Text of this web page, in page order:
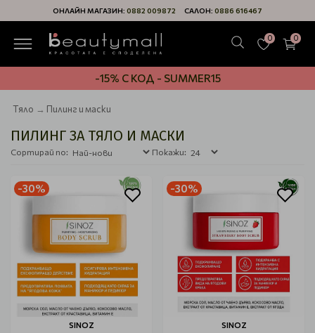
ОНЛАЙН МАГАЗИН: 0882 009872 САЛОН: 0886 616467
0 0
-15% С КОД - SUMMER15
Тяло Пилинг и маски
ПИЛИНГ ЗА ТЯЛО И МАСКИ
Сортирай по: Покажи:
-30%
SINOZ
-30%
SINOZ